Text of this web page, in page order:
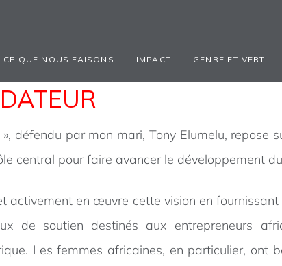
CE QUE NOUS FAISONS IMPACT GENRE ET VERT
défendu par mon mari, Tony Elumelu,
central pour faire avancer le développement
activement en œuvre cette vision en
de soutien destinés aux entrepreneurs
Les femmes africaines, en particulier, ont